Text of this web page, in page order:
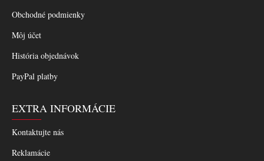
Obchodné podmienky
Môj účet
História objednávok
PayPal platby
EXTRA INFORMÁCIE
Kontaktujte nás
Reklamácie